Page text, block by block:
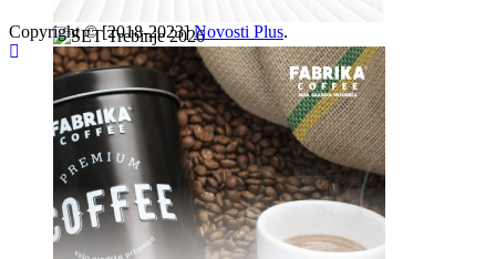
Copyright © [2018-2023]Novosti Plus.